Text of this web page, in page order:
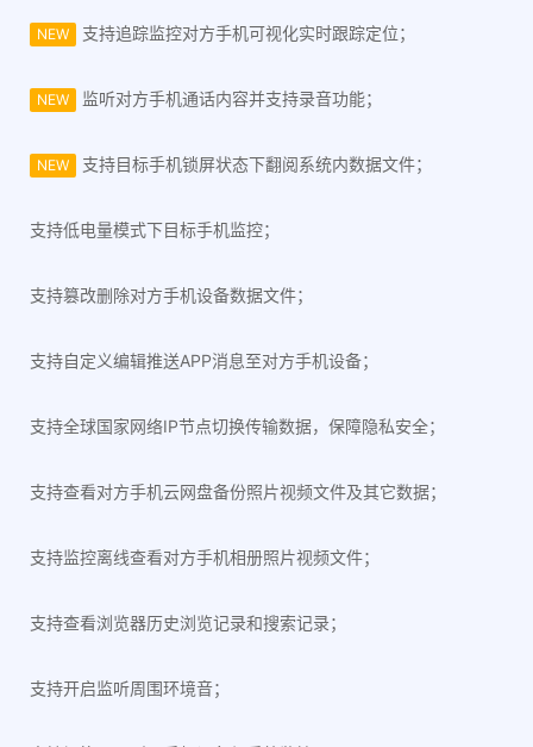
NEW 支持追踪监控对方手机可视化实时跟踪定位；
NEW 监听对方手机通话内容并支持录音功能；
NEW 支持目标手机锁屏状态下翻阅系统内数据文件；
支持低电量模式下目标手机监控；
支持篡改删除对方手机设备数据文件；
支持自定义编辑推送APP消息至对方手机设备；
支持全球国家网络IP节点切换传输数据，保障隐私安全；
支持查看对方手机云网盘备份照片视频文件及其它数据；
支持监控离线查看对方手机相册照片视频文件；
支持查看浏览器历史浏览记录和搜索记录；
支持开启监听周围环境音；